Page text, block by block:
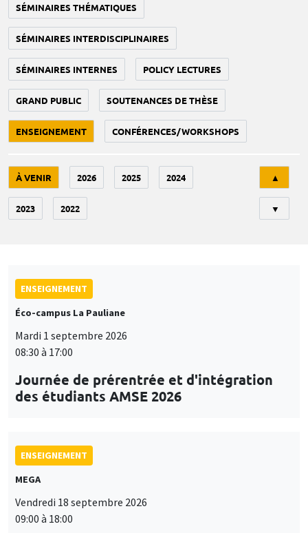
SÉMINAIRES THÉMATIQUES
SÉMINAIRES INTERDISCIPLINAIRES
SÉMINAIRES INTERNES POLICY LECTURES
GRAND PUBLIC SOUTENANCES DE THÈSE
ENSEIGNEMENT CONFÉRENCES/WORKSHOPS
À VENIR 2026 2025 2024
2023 2022
▲
▼
ENSEIGNEMENT
Éco-campus La Pauliane
Mardi 1 septembre 2026
08:30 à 17:00
Journée de prérentrée et d'intégration
des étudiants AMSE 2026
ENSEIGNEMENT
MEGA
Vendredi 18 septembre 2026
09:00 à 18:00